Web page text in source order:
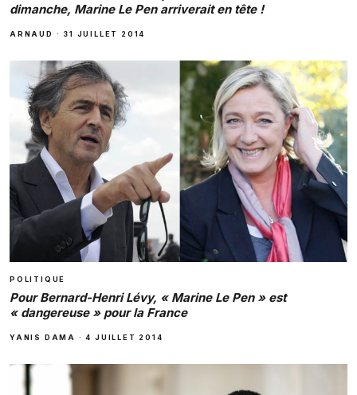
dimanche, Marine Le Pen arriverait en tête !
ARNAUD · 31 JUILLET 2014
POLITIQUE
Pour Bernard-Henri Lévy, « Marine Le Pen » est
« dangereuse » pour la France
YANIS DAMA ·4 JUILLET 2014